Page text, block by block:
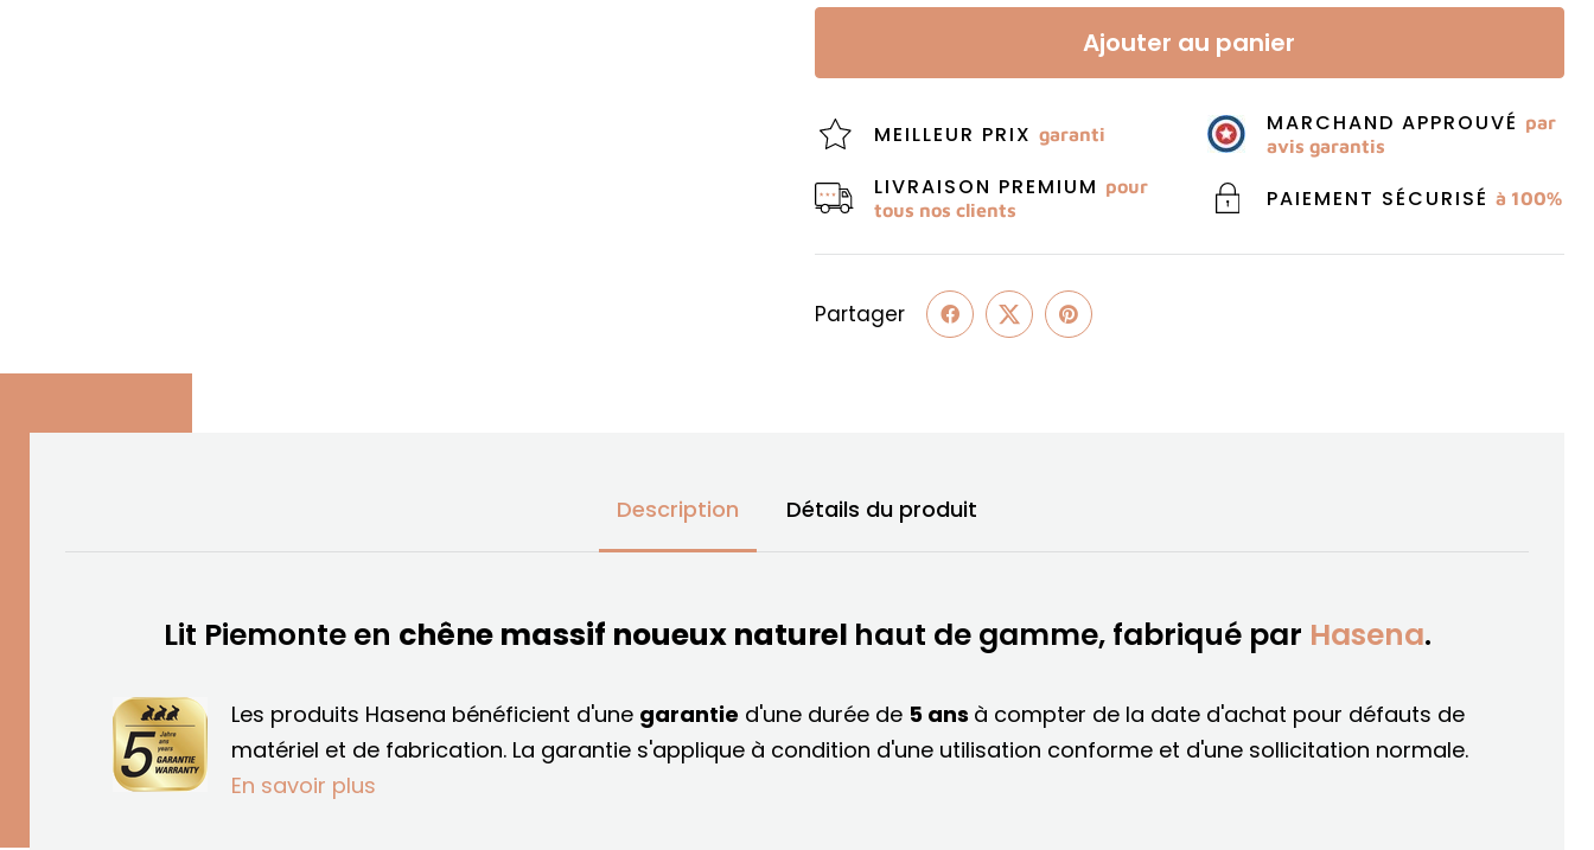
Ajouter au panier
MEILLEUR PRIX garanti MARCHAND APPROUVÉ par
avis garantis
LIVRAISON PREMIUM pour
tous nos clients
PAIEMENT SÉCURISÉ à 100%
Partager
Description
Lit Piemonte en chêne massif noueux naturel haut de gamme, fabriqué par Hasena.
Les produits Hasena bénéficient d'une garantie d'une durée de 5 ans à compter de la date d'achat pour défauts de
matériel et de fabrication. La garantie s'applique à condition d'une utilisation conforme et d'une sollicitation normale.
En savoir plus
Détails du produit